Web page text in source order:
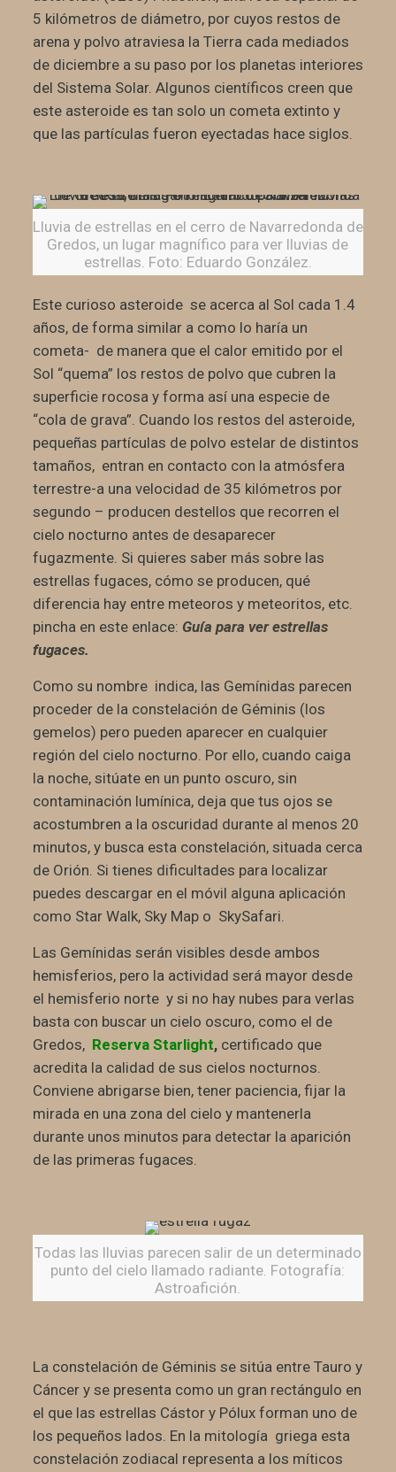
5 kilómetros de diámetro, por cuyos restos de
arena y polvo atraviesa la Tierra cada mediados
de diciembre a su paso por los planetas interiores
del Sistema Solar. Algunos científicos creen que
este asteroide es tan solo un cometa extinto y
que las partículas fueron eyectadas hace siglos.
Lluvia de estrellas en el cerro de Navarredonda de
Gredos, un lugar magnífico para ver lluvias de
estrellas. Foto: Eduardo González.
Este curioso asteroide se acerca al Sol cada 1.4
años, de forma similar a como lo haría un
cometa- de manera que el calor emitido por el
Sol “quema” los restos de polvo que cubren la
superficie rocosa y forma así una especie de
“cola de grava”. Cuando los restos del asteroide,
pequeñas partículas de polvo estelar de distintos
tamaños, entran en contacto con la atmósfera
terrestre-a una velocidad de 35 kilómetros por
segundo – producen destellos que recorren el
cielo nocturno antes de desaparecer
fugazmente. Si quieres saber más sobre las
estrellas fugaces, cómo se producen, qué
diferencia hay entre meteoros y meteoritos, etc.
pincha en este enlace: Guía para ver estrellas
fugaces.
Como su nombre indica, las Gemínidas parecen
proceder de la constelación de Géminis (los
gemelos) pero pueden aparecer en cualquier
región del cielo nocturno. Por ello, cuando caiga
la noche, sitúate en un punto oscuro, sin
contaminación lumínica, deja que tus ojos se
acostumbren a la oscuridad durante al menos 20
minutos, y busca esta constelación, situada cerca
de Orión. Si tienes dificultades para localizar
puedes descargar en el móvil alguna aplicación
como Star Walk, Sky Map o SkySafari.
Las Gemínidas serán visibles desde ambos
hemisferios, pero la actividad será mayor desde
el hemisferio norte y si no hay nubes para verlas
basta con buscar un cielo oscuro, como el de
Gredos, Reserva Starlight,certificado que
acredita la calidad de sus cielos nocturnos.
Conviene abrigarse bien, tener paciencia, fijar la
mirada en una zona del cielo y mantenerla
durante unos minutos para detectar la aparición
de las primeras fugaces.
Todas las lluvias parecen salir de un determinado
punto del cielo llamado radiante. Fotografía:
Astroafición.
La constelación de Géminis se sitúa entre Tauro y
Cáncer y se presenta como un gran rectángulo en
el que las estrellas Cástor y Pólux forman uno de
los pequeños lados. En la mitología griega esta
constelación zodiacal representa a los míticos